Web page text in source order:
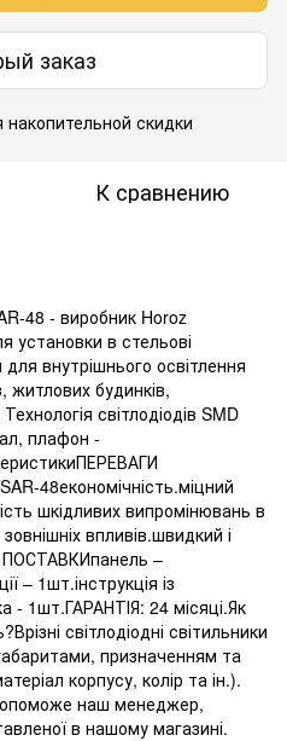
заказ
скидки
К сравнению
48 - виробник Horoz
установки в стельові
внутрішнього освітлення
житлових будинків,
світлодіодів SMD
плафон -
48економічність.міцний
шкідливих випромінювань в
зовнішніх впливів.швидкий і
–
– 1шт.інструкція із
- 1шт.ГАРАНТІЯ: 24 місяці.Як
світлодіодні світильники
призначенням та
корпусу, колір та ін.).
наш менеджер,
в нашому магазині.